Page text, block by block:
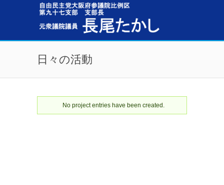
メインコンテンツに移動
日々の活動
ステータスメッセージ
No project entries have been created.